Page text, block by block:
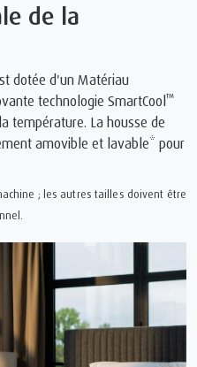
de la
dotée d'un Matériau
technologie SmartCool ™
température. La housse de
amovible et lavable* pour
; les autres tailles doivent être